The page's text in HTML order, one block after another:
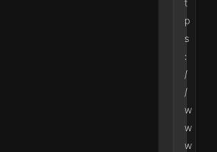
t
p
s
:
/
/
w
w
w